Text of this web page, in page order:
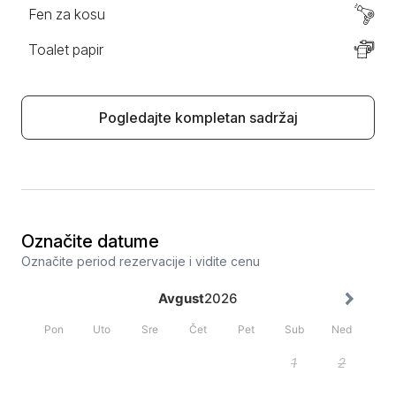
Fen za kosu
Toalet papir
Pogledajte kompletan sadržaj
Označite datume
Označite period rezervacije i vidite cenu